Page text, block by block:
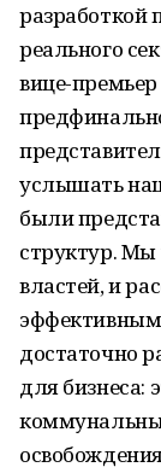
разработкой
реального
вице-
услышать
были
структур. Мы
властей, и
достаточно
для бизнеса: